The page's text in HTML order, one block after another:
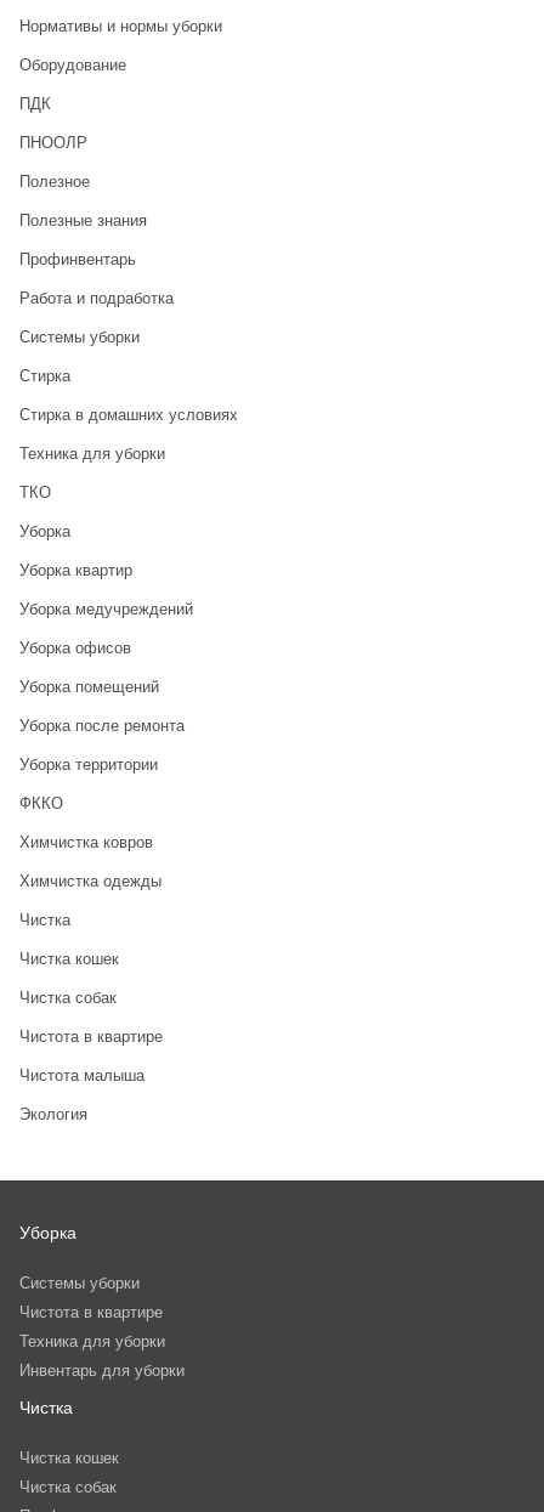
Нормативы и нормы уборки
Оборудование
ПДК
ПНООЛР
Полезное
Полезные знания
Профинвентарь
Работа и подработка
Системы уборки
Стирка
Стирка в домашних условиях
Техника для уборки
ТКО
Уборка
Уборка квартир
Уборка медучреждений
Уборка офисов
Уборка помещений
Уборка после ремонта
Уборка территории
ФККО
Химчистка ковров
Химчистка одежды
Чистка
Чистка кошек
Чистка собак
Чистота в квартире
Чистота малыша
Экология
Уборка
Системы уборки
Чистота в квартире
Техника для уборки
Инвентарь для уборки
Чистка
Чистка кошек
Чистка собак